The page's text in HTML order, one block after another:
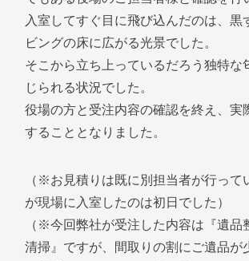
入室してすぐ目に飛び込んだのは、黒
ビングの床に広がる光景でした。
そこから立ち上っているだろう独特な
じられる状況でした。
役場の方と受注内容の確認を終え、実
することとなりました。
（※お見積りは既に別担当者が行って
が現場に入室したのは初日でした）
（※今回弊社が受注した内容は『遺品
清掃』ですが、間取りの割にご遺品が